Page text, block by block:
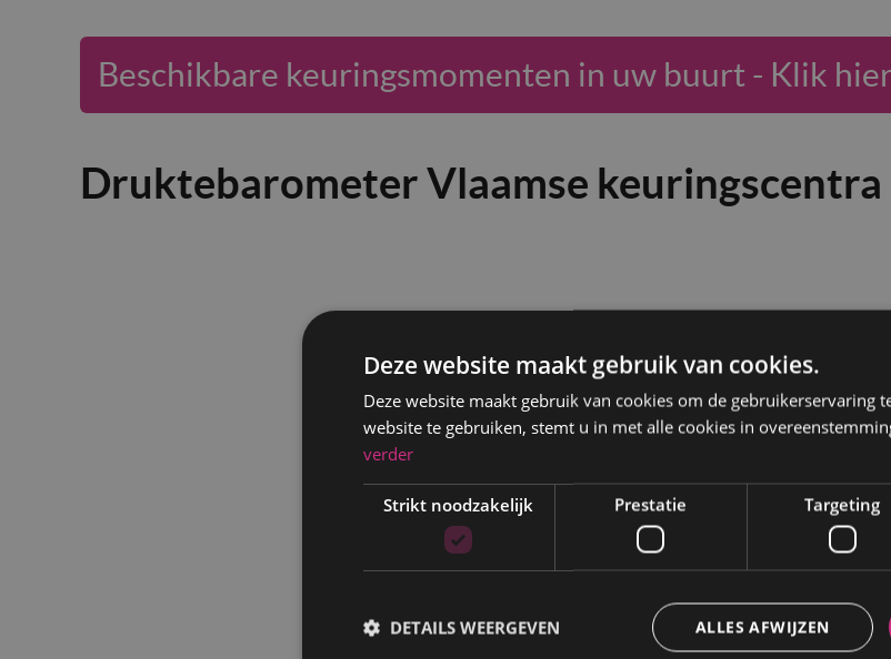
Beschikbare keuringsmomenten in uw buurt - Klik
Druktebarometer Vlaamse keuringscentra
Deze website maakt gebruik van cookies.
Deze website maakt gebruik van cookies om de gebruikerservaring
website te gebruiken, stemt u in met alle cookies in
verder
Strikt noodzakelijk Prestatie Targeting
ALLES AFWIJZEN
DETAILS WEERGEVEN